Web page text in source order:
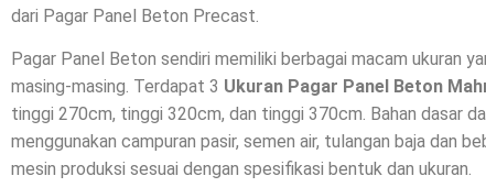
dari Pagar Panel Beton Precast.
Pagar Panel Beton sendiri memiliki berbagai macam ukuran
masing-masing. Terdapat 3 Ukuran Pagar Panel Beton
tinggi 270cm, tinggi 320cm, dan tinggi 370cm. Bahan dasar
menggunakan campuran pasir, semen air, tulangan baja dan
mesin produksi sesuai dengan spesifikasi bentuk dan ukuran.